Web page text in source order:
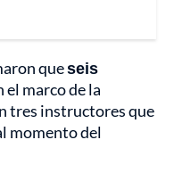
queseis
el marco de la
tres instructores que
momento del